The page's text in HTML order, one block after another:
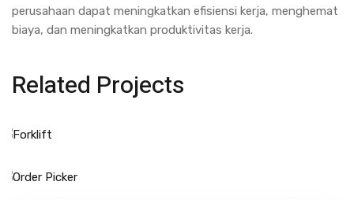
perusahaan dapat meningkatkan efisiensi kerja, menghemat
biaya, dan meningkatkan produktivitas kerja.
Related Projects